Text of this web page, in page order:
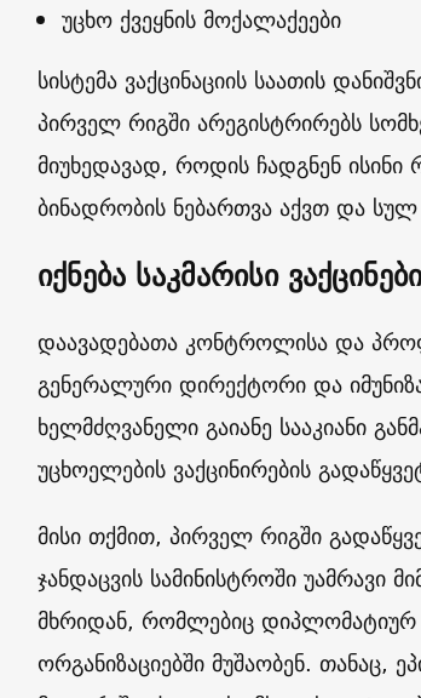
უცხო ქვეყნის მოქალაქეები
სისტემა ვაქცინაციის საათის
პირველ რიგში არეგისტრირებს
მიუხედავად, როდის ჩადგნენ ისინი
ბინადრობის ნებართვა აქვთ და
იქნება საკმარისი ვაქცინები
დაავადებათა კონტროლისა და
გენერალური დირექტორი და
ხელმძღვანელი გაიანე სააკიანი
უცხოელების ვაქცინირების
მისი თქმით, პირველ რიგში
ჯანდაცვის სამინისტროში უამრავი
მხრიდან, რომლებიც დიპლომატიურ
ორგანიზაციებში მუშაობენ. თანაც,